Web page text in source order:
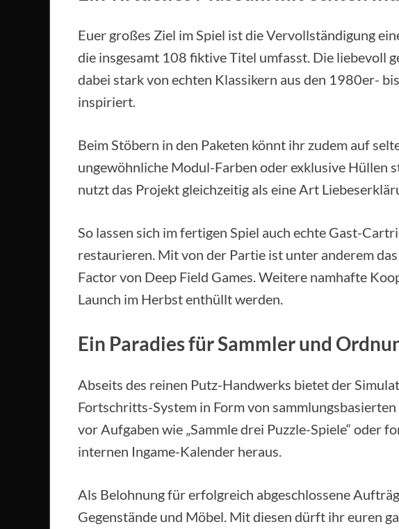
Euer großes Ziel im Spiel ist die Vervollständigung
die insgesamt 108 fiktive Titel umfasst. Die liebevoll
dabei stark von echten Klassikern aus den 1980er-
inspiriert.
Beim Stöbern in den Paketen könnt ihr zudem auf
ungewöhnliche Modul-Farben oder exklusive Hüllen
nutzt das Projekt gleichzeitig als eine Art
So lassen sich im fertigen Spiel auch echte Gast-
restaurieren. Mit von der Partie ist unter anderem
Factor von Deep Field Games. Weitere namhafte
Launch im Herbst enthüllt werden.
Ein Paradies für Sammler und
Abseits des reinen Putz-Handwerks bietet der
Fortschritts-System in Form von
vor Aufgaben wie „Sammle drei Puzzle-Spiele“ oder
internen Ingame-Kalender heraus.
Als Belohnung für erfolgreich abgeschlossene
Gegenstände und Möbel. Mit diesen dürft ihr euren